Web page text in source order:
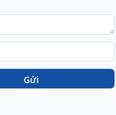
Gửi